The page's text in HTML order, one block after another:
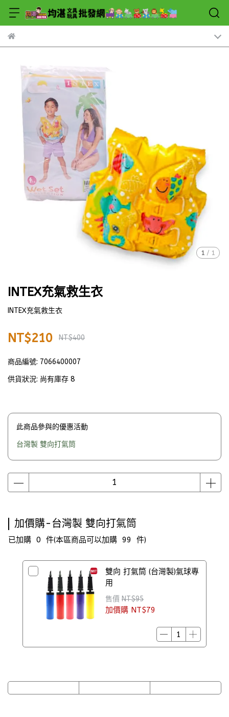
1 / 1
INTEX充氣救生衣
INTEX充氣救生衣
NT$210 NT$400
商品編號: 7066400007
供貨狀況: 尚有庫存 8
此商品參與的優惠活動
台灣製 雙向打氣筒
加價購-台灣製 雙向打氣筒
已加購 0 件(本區商品可以加購 99 件)
雙向 打氣筒 (台灣製)氣球專
用
售價 NT$95
加價購 NT$79